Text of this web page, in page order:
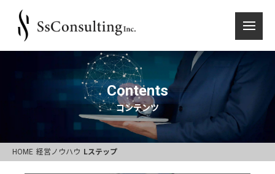
Contents
コンテンツ
HOME 経営ノウハウ Lステップ